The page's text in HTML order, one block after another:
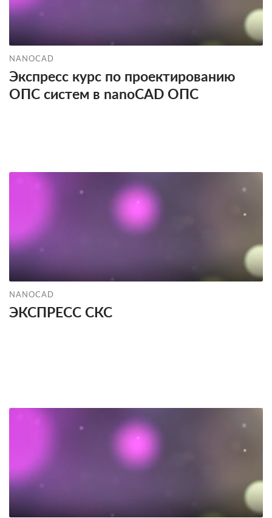
NANOCAD
Экспресс курс по проектированию
ОПС систем в nanoCAD ОПС
NANOCAD
ЭКСПРЕСС СКС